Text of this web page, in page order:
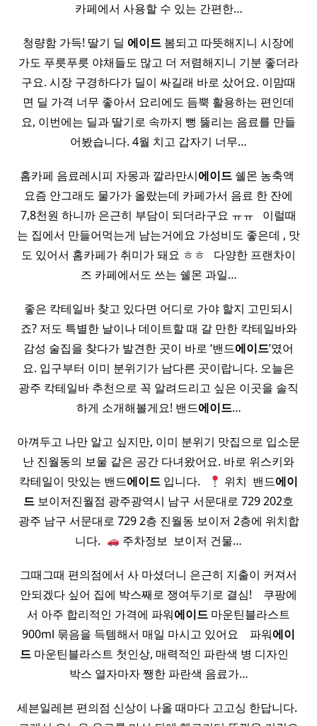
카페에서 사용할 수 있는 간편한…
청량함 가득! 딸기 딜 에이드 봄되고 따뜻해지니 시장에
가도 푸릇푸릇 야채들도 많고 더 저렴해지니 기분 좋더라
구요. 시장 구경하다가 딜이 싸길래 바로 샀어요. 이맘때
면 딜 가격 너무 좋아서 요리에도 듬뿍 활용하는 편인데
요, 이번에는 딜과 딸기로 속까지 뻥 뚫리는 음료를 만들
어봤습니다. 4월 치고 갑자기 너무…
홈카페 음료레시피 자몽과 깔라만시에이드 쉘몬 농축액 ​
요즘 안그래도 물가가 올랐는데 카페가서 음료 한 잔에
7,8천원 하니까 은근히 부담이 되더라구요 ㅠㅠ ​ ​ 이럴때
는 집에서 만들어먹는게 남는거에요 가성비도 좋은데 , 맛
도 있어서 홈카페가 취미가 돼요 ㅎㅎ ​ ​ 다양한 프랜차이
즈 카페에서도 쓰는 쉘몬 과일…
좋은 칵테일바 찾고 있다면 어디로 가야 할지 고민되시
죠? 저도 특별한 날이나 데이트할 때 갈 만한 칵테일바와
감성 술집을 찾다가 발견한 곳이 바로 ‘밴드에이드’였어
요. 입구부터 이미 분위기가 남다른 곳이랍니다. 오늘은
광주 칵테일바 추천으로 꼭 알려드리고 싶은 이곳을 솔직
하게 소개해볼게요! 밴드에이드…
아껴두고 나만 알고 싶지만, 이미 분위기 맛집으로 입소문
난 진월동의 보물 같은 공간 다녀왔어요. 바로 위스키와
칵테일이 맛있는 밴드에이드입니다. ​ ​ 위치 ​ 밴드에이
드 보이저진월점 광주광역시 남구 서문대로 729 202호
광주 남구 서문대로 729 2층 진월동 보이저 2층에 위치합
니다. ​
주차정보 ​ 보이저 건물…
그때그때 편의점에서 사 마셨더니 은근히 지출이 커져서
안되겠다 싶어 집에 박스째로 쟁여두기로 결심! ​ ​ ​ 쿠팡에
서 아주 합리적인 가격에 파워에이드 마운틴블라스트
900ml 묶음을 득템해서 매일 마시고 있어요 ​ ​ ​ 파워에이
드 마운틴블라스트 첫인상, 매력적인 파란색 병 디자인 ​ ​ ​
박스 열자마자 쨍한 파란색 음료가…
세븐일레븐 편의점 신상이 나올 때마다 고고싱 한답니다. ​